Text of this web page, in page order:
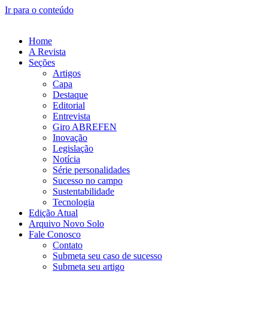
Ir para o conteúdo
Home
A Revista
Seções
Artigos
Capa
Destaque
Editorial
Entrevista
Giro ABREFEN
Inovação
Legislação
Notícia
Série personalidades
Sucesso no campo
Sustentabilidade
Tecnologia
Edição Atual
Arquivo Novo Solo
Fale Conosco
Contato
Submeta seu caso de sucesso
Submeta seu artigo